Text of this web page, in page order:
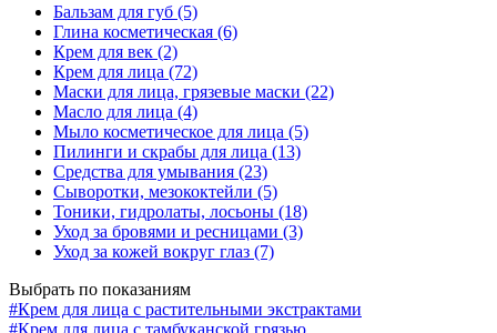
Бальзам для губ (5)
Глина косметическая (6)
Крем для век (2)
Крем для лица (72)
Маски для лица, грязевые маски (22)
Масло для лица (4)
Мыло косметическое для лица (5)
Пилинги и скрабы для лица (13)
Средства для умывания (23)
Сыворотки, мезококтейли (5)
Тоники, гидролаты, лосьоны (18)
Уход за бровями и ресницами (3)
Уход за кожей вокруг глаз (7)
Выбрать по показаниям
#Крем для лица с растительными экстрактами
#Крем для лица с тамбуканской грязью